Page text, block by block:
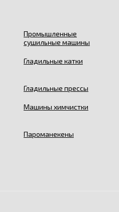
Промышленные
сушильные машины
Гладильные катки
Гладильные прессы
Машины химчистки
Пароманекены